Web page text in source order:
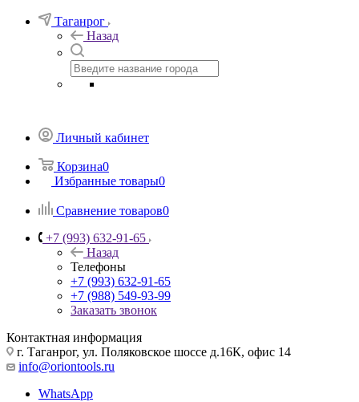
Таганрог
Назад
Личный кабинет
Корзина0
Избранные товары0
Сравнение товаров0
+7 (993) 632-91-65
Назад
Телефоны
+7 (993) 632-91-65
+7 (988) 549-93-99
Заказать звонок
Контактная информация
г. Таганрог, ул. Поляковское шоссе д.16К, офис 14
info@oriontools.ru
WhatsApp